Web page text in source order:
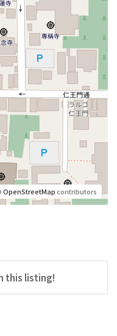
OpenStreetMapcontributors
this listing!